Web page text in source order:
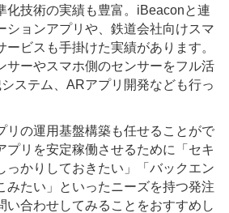
化技術の実績も豊富。iBeaconと連
ションアプリや、鉄道会社向けスマ
ービスも手掛けた実績があります。
サーやスマホ側のセンサーをフル活
ステム、ARアプリ開発なども行っ
リの運用基盤構築も任せることがで
プリを安定稼働させるために「セキ
っかりしておきたい」「バックエン
みたい」といったニーズを持つ発注
い合わせしてみることをおすすめし